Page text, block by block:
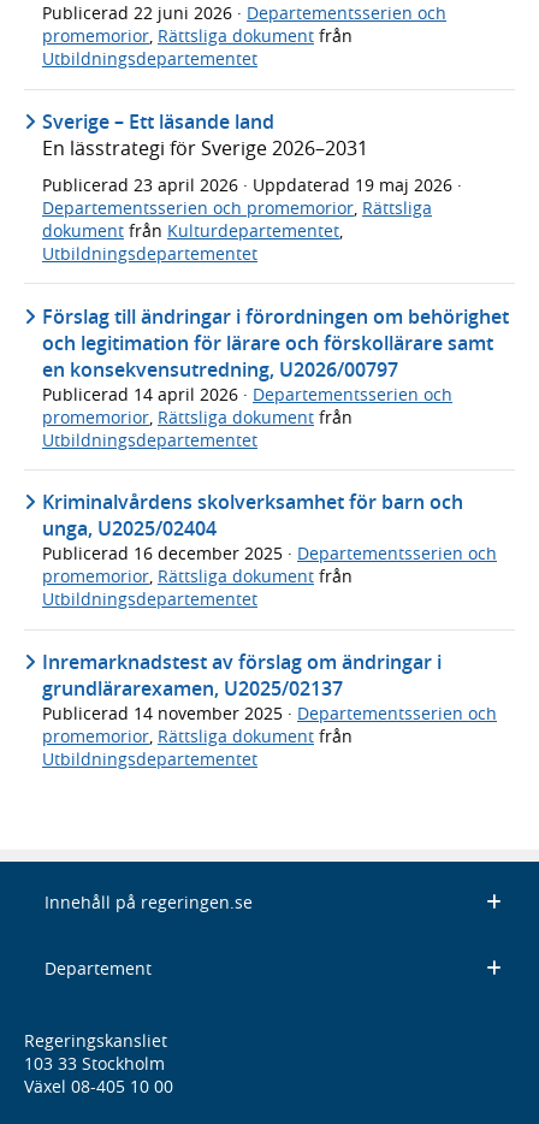
Publicerad 22 juni 2026 · Departementsserien och
promemorior, Rättsliga dokument från
Utbildningsdepartementet
Sverige – Ett läsande land
En lässtrategi för Sverige 2026–2031
Publicerad 23 april 2026 · Uppdaterad 19 maj 2026 ·
Departementsserien och promemorior, Rättsliga
dokument från Kulturdepartementet,
Utbildningsdepartementet
Förslag till ändringar i förordningen om behörighet
och legitimation för lärare och förskollärare samt
en konsekvensutredning, U2026/00797
Publicerad 14 april 2026 · Departementsserien och
promemorior Rättsliga dokument från
Utbildningsdepartementet
Kriminalvårdens skolverksamhet för barn och
unga, U2025/02404
Publicerad 16 december 2025 · Departementsserien och
promemorior, Rättsliga dokument från
Utbildningsdepartementet
Inremarknadstest av förslag om ändringar i
grundlärarexamen, U2025/02137
Publicerad 14 november 2025 · Departementsserien och
promemorior, Rättsliga dokument från
Utbildningsdepartementet
Innehåll på regeringen.se
Departement
Regeringskansliet
103 33 Stockholm
Växel 08-405 10 00